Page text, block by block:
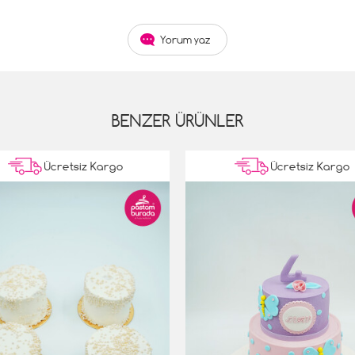
Yorum yaz
BENZER ÜRÜNLER
Ücretsiz Kargo Ücretsiz Kargo